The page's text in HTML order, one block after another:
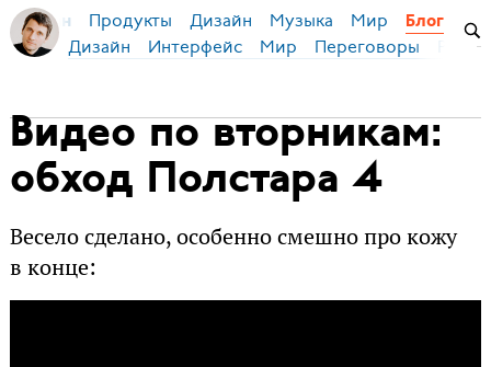
Бирман Продукты Дизайн Музыка Мир Блог
Дизайн Интерфейс Мир Переговоры
Видео по вторникам:
обход Полстара 4
Весело сделано, особенно смешно про кожу
в конце: